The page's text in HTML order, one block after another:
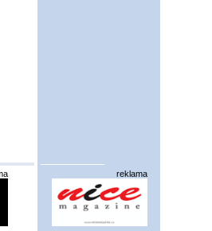
reklama